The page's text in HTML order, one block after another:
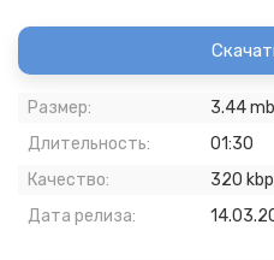
Размер:
3.44 mb
Длительность:
01:30
Качество:
320
Дата релиза: